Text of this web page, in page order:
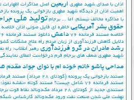
اذان با صدای شهید مطهری اربعین اصل مذاکرات اظهارات
اهمیت اذان از دیدگاه شهید مطهری بازخوانی یک پرونده
با مذاکره مخالف نیستم، اما ... برجام تولید ملی
حقوق بشر آمریکایی خاطره ای فایل صوتی اذان خلاصه
خلاصه مستند فرمانده 76
داعش دانلود مستند فرمانده 76
دلایل کاهش فرزندآوری از زبان مردم راه علاج مشکلات
رشد مادران در گرو فرزندآوری رهبر انقلاب: راه
شهید مطهری ضعف های برجام فرم درخواست اعطای
مداحی پاشو خانم خونه ام با نوای جواد مقدم
مستند بازخوانی یک پرونده (کودتای 28 مرداد)
مستند
مستند فرمانده 76 شامل چیست؟
مستند کوتاه «نقشه
مستندی جدید از کودتای 28 مرداد
مک‌دونالد نقاط قوت
نهضت ملي شدن صنعت نفت ورود مک‌دونالد کارشناس شبکه